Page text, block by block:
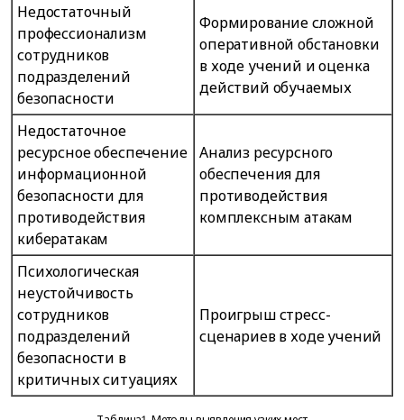
Недостаточный
профессионализм
сотрудников
подразделений
безопасности
Формирование сложной
оперативной обстановки
в ходе учений и оценка
действий обучаемых
Недостаточное
ресурсное обеспечение
информационной
безопасности для
противодействия
кибератакам
Анализ ресурсного
обеспечения для
противодействия
комплексным атакам
Психологическая
неустойчивость
сотрудников
подразделений
безопасности в
критичных ситуациях
Проигрыш стресс-
сценариев в ходе учений